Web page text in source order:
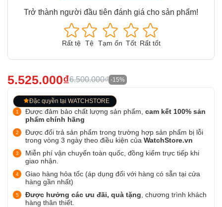
Trở thành người đầu tiên đánh giá cho sản phẩm!
Rất tệ Tệ Tạm ổn Tốt Rất tốt
5.525.000₫6.500.000₫ -15%
Đặc quyền tại WATCHSTORE
Được đảm bảo chất lượng sản phẩm, cam kết 100% sản
phẩm chính hãng
Được đổi trả sản phẩm trong trường hợp sản phẩm bị lỗi
trong vòng 3 ngày theo điều kiện của WatchStore.vn
Miễn phí vận chuyển toàn quốc, đồng kiểm trực tiếp khi
giao nhận.
Giao hàng hỏa tốc (áp dụng đối với hàng có sẵn tại cửa
hàng gần nhất)
Được hưởng các ưu đãi, quà tặng , chương trình khách
hàng thân thiết.